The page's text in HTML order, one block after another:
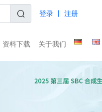
登录 丨 注册
资料下载 关于我们